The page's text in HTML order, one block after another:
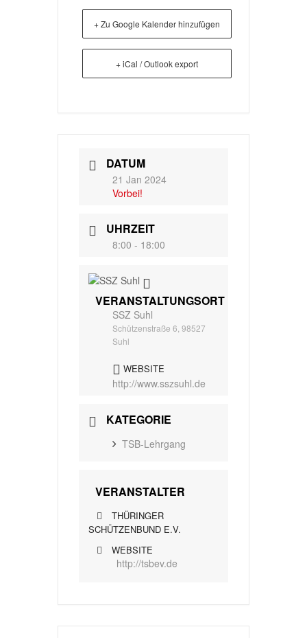
+ Zu Google Kalender hinzufügen
+ iCal / Outlook export
DATUM
21 Jan 2024
Vorbei!
UHRZEIT
8:00 - 18:00
VERANSTALTUNGSORT
SSZ Suhl
Schützenstraße 6, 98527
Suhl
WEBSITE
http://www.sszsuhl.de
KATEGORIE
TSB-Lehrgang
VERANSTALTER
THÜRINGER
SCHÜTZENBUND E.V.
WEBSITE
http://tsbev.de